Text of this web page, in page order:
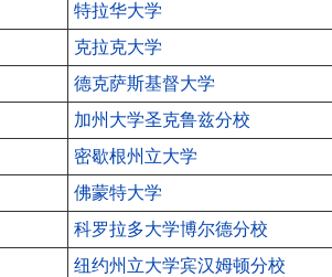
特拉华大学
克拉克大学
德克萨斯基督大学
加州大学圣克鲁兹分校
密歇根州立大学
佛蒙特大学
科罗拉多大学博尔德分校
纽约州立大学宾汉姆顿分校